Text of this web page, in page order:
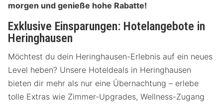
morgen und genieße hohe Rabatte!
Exklusive Einsparungen: Hotelangebote in
Heringhausen
Möchtest du dein Heringhausen-Erlebnis auf ein neues
Level heben? Unsere Hoteldeals in Heringhausen
bieten dir mehr als nur eine Übernachtung – erlebe
tolle Extras wie Zimmer-Upgrades, Wellness-Zugang